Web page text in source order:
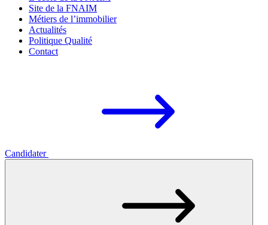
Site de la FNAIM
Métiers de l’immobilier
Actualités
Politique Qualité
Contact
Candidater